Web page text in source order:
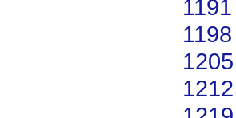
1191
1198
1205
1212